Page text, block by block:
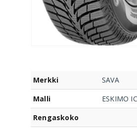
Merkki
SAVA
Malli
ESKIMO
Rengaskoko